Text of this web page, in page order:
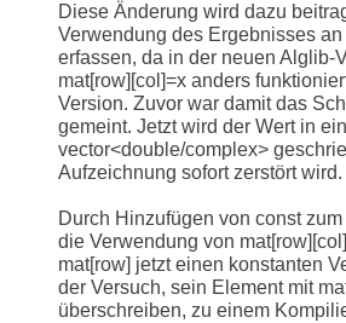
Diese Änderung wird dazu
Verwendung des Ergebnisses
erfassen, da in der neuen Alglib-
mat[row][col]=x anders
Version. Zuvor war damit das
gemeint. Jetzt wird der Wert in
vector<double/complex>
Aufzeichnung sofort zerstört wird.
Durch Hinzufügen von const
die Verwendung von
mat[row] jetzt einen konstanten
der Versuch, sein Element mit
überschreiben, zu einem